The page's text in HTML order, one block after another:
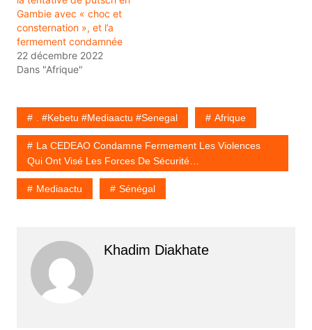
Gambie avec « choc et
consternation », et l’a
fermement condamnée
22 décembre 2022
Dans "Afrique"
. #Kebetu #Mediaactu #Senegal Afrique
La CEDEAO Condamne Fermement Les Violences
Qui Ont Visé Les Forces De Sécurité…
Mediaactu Sénégal
Khadim Diakhate